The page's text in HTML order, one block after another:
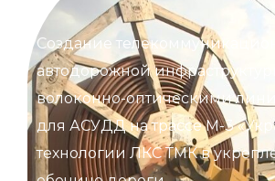
Создание
автодорожной
волоконно-оптическими
для АСУДД на трассе М-3
технологии ЛКС ТМК в